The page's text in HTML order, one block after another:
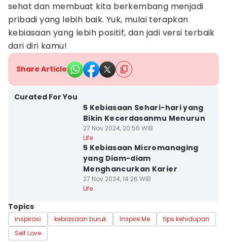
sehat dan membuat kita berkembang menjadi
pribadi yang lebih baik. Yuk, mulai terapkan
kebiasaan yang lebih positif, dan jadi versi terbaik
dari diri kamu!
Share Article
Curated For You
5 Kebiasaan Sehari-hari yang
Bikin Kecerdasanmu Menurun
27 Nov 2024, 20:56 WIB
Life
5 Kebiasaan Micromanaging
yang Diam-diam
Menghancurkan Karier
27 Nov 2024, 14:26 WIB
Life
Topics
inspirasi kebiasaan buruk Inspire Me
tips kehidupan
Self Love